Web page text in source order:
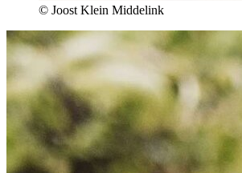
© Joost Klein Middelink